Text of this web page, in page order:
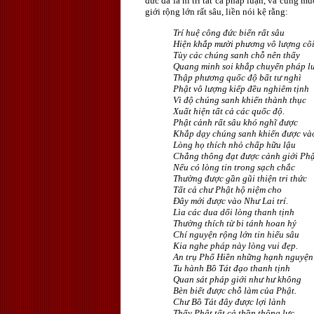
giới rộng lớn rất sâu, liền nói kệ rằng:
Trí huệ công đức biển rất sâu
Hiện khắp mười phương vô lượng cõi
Tùy các chúng sanh chỗ nên thấy
Quang minh soi khắp chuyển pháp
Thập phương quốc độ bất tư nghì
Phật vô lượng kiếp đều nghiêm tịnh
Vì độ chúng sanh khiến thành thục
Xuất hiện tất cả các quốc độ.
Phật cảnh rất sâu khó nghĩ được
Khắp dạy chúng sanh khiến được
Lòng họ thích nhỏ chấp hữu lậu
Chẳng thông đạt được cảnh giới
Nếu có lòng tin trong sạch chắc
Thường được gần gũi thiện tri thức
Tất cả chư Phật hộ niệm cho
Ðây mới được vào Như Lai trí.
Lìa các dua dối lòng thanh tịnh
Thường thích từ bi tánh hoan hỷ
Chí nguyện rộng lớn tin hiểu sâu
Kia nghe pháp này lòng vui đẹp.
An trụ Phổ Hiền những hạnh nguyện
Tu hành Bồ Tát đạo thanh tịnh
Quan sát pháp giới như hư không
Bèn biết được chỗ làm của Phật.
Chư Bồ Tát đây được lợi lành